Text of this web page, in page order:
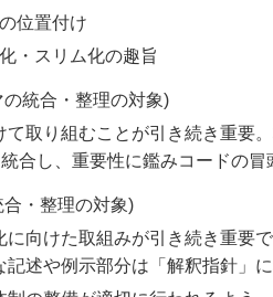
位置付け
・スリム化の趣旨
統合・整理の対象)
て取り組むことが引き続き重要
合し、重要性に鑑みコードの冒
・整理の対象)
に向けた取組みが引き続き重要
述や例示部分は「解釈指針」に